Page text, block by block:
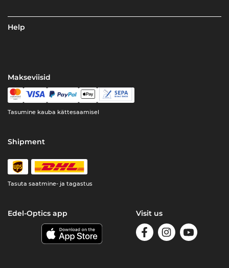
Help
Makseviisid
Tasumine kauba kättesaamisel
Shipment
Tasuta saatmine- ja tagastus
Edel-Optics app Visit us